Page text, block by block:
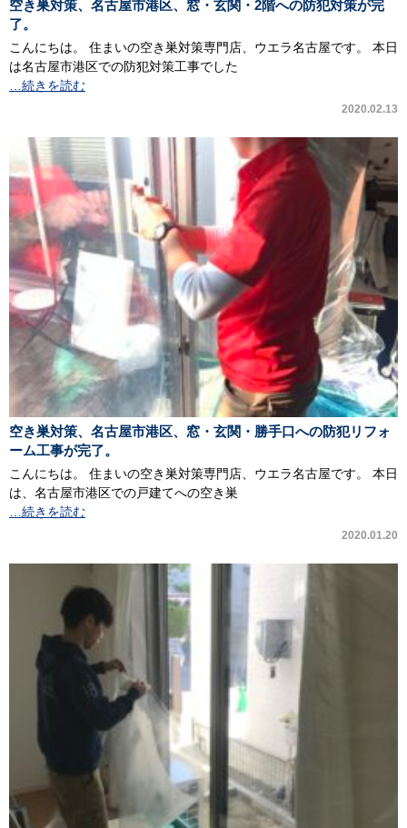
空き巣対策、名古屋市港区、窓・玄関・2階への防犯対策が完
了。
こんにちは。 住まいの空き巣対策専門店、ウエラ名古屋です。 本日
は名古屋市港区での防犯対策工事でした
…続きを読む
2020.02.13
空き巣対策、名古屋市港区、窓・玄関・勝手口への防犯リフォ
ーム工事が完了。
こんにちは。 住まいの空き巣対策専門店、ウエラ名古屋です。 本日
は、名古屋市港区での戸建てへの空き巣
…続きを読む
2020.01.20